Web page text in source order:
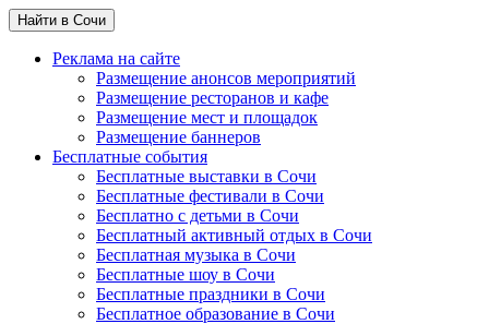
Найти в Сочи
Реклама на сайте
Размещение анонсов мероприятий
Размещение ресторанов и кафе
Размещение мест и площадок
Размещение баннеров
Бесплатные события
Бесплатные выставки в Сочи
Бесплатные фестивали в Сочи
Бесплатно с детьми в Сочи
Бесплатный активный отдых в Сочи
Бесплатная музыка в Сочи
Бесплатные шоу в Сочи
Бесплатные праздники в Сочи
Бесплатное образование в Сочи